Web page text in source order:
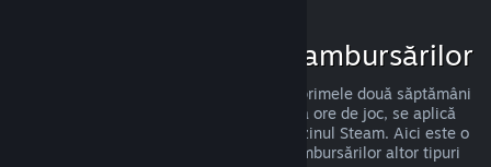
Cazuri de Aplicare a Rambursărilor
Oferta de rambursare Steam, valabilă în primele două săptămâni
de la achiziție și pentru mai puțin de două ore de joc, se aplică
jocurilor și aplicațiilor software din magazinul Steam. Aici este o
prezentare a modului de funcționare a rambursărilor altor tipuri